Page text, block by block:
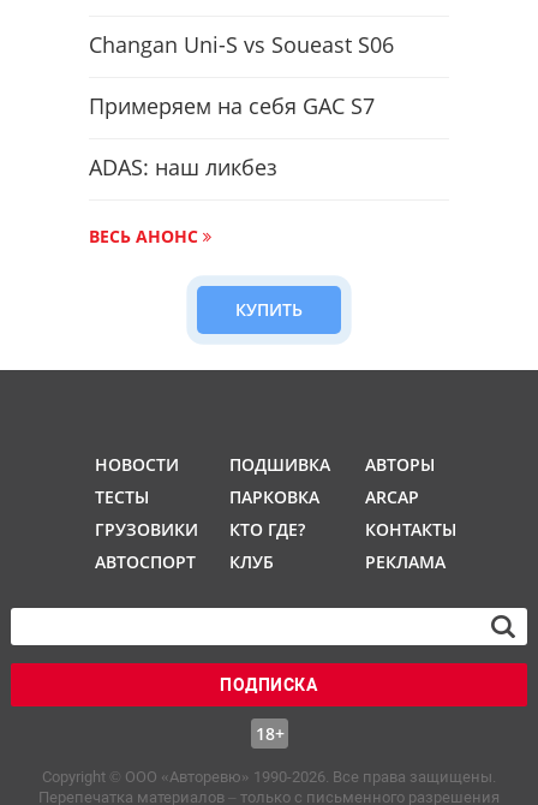
Changan Uni-S vs Soueast S06
Примеряем на себя GAC S7
ADAS: наш ликбез
ВЕСЬ АНОНС
КУПИТЬ
НОВОСТИ
ТЕСТЫ
ГРУЗОВИКИ
АВТОСПОРТ
ПОДШИВКА
ПАРКОВКА
КТО ГДЕ?
КЛУБ
АВТОРЫ
ARCAP
КОНТАКТЫ
РЕКЛАМА
ПОДПИСКА
18+
Copyright © OOO «Авторевю» 1990-2026. Все права защищены.
Перепечатка материалов – только с письменного разрешения